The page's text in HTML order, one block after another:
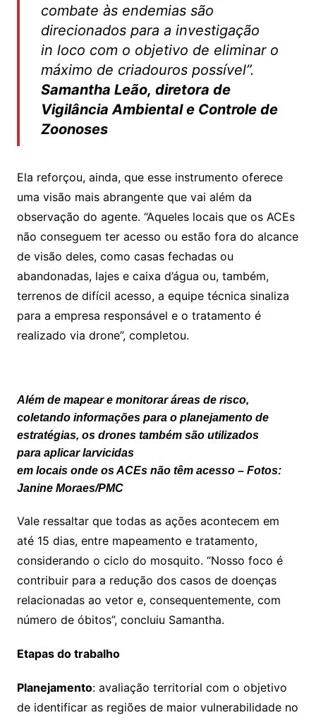
combate às endemias são
direcionados para a investigação
in loco com o objetivo de eliminar o
máximo de criadouros possível”.
Samantha Leão, diretora de
Vigilância Ambiental e Controle de
Zoonoses
Ela reforçou, ainda, que esse instrumento oferece
uma visão mais abrangente que vai além da
observação do agente. “Aqueles locais que os ACEs
não conseguem ter acesso ou estão fora do alcance
de visão deles, como casas fechadas ou
abandonadas, lajes e caixa d’água ou, também,
terrenos de difícil acesso, a equipe técnica sinaliza
para a empresa responsável e o tratamento é
realizado via drone”, completou.
Além de mapear e monitorar áreas de risco,
coletando informações para o planejamento de
estratégias, os drones também são utilizados
para aplicar larvicidas
em locais onde os ACEs não têm acesso – Fotos:
Janine Moraes/PMC
Vale ressaltar que todas as ações acontecem em
até 15 dias, entre mapeamento e tratamento,
considerando o ciclo do mosquito. “Nosso foco é
contribuir para a redução dos casos de doenças
relacionadas ao vetor e, consequentemente, com
número de óbitos”, concluiu Samantha.
Etapas do trabalho
Planejamento: avaliação territorial com o objetivo
de identificar as regiões de maior vulnerabilidade no